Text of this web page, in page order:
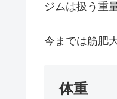
ジムは扱う重
今までは筋肥
体重